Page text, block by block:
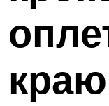
краю